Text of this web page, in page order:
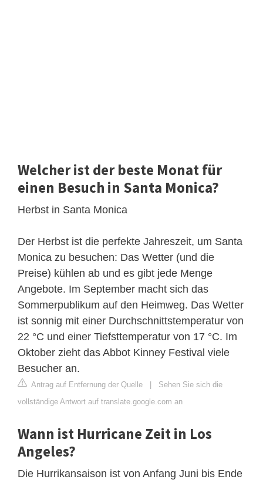
Welcher ist der beste Monat für
einen Besuch in Santa Monica?
Herbst in Santa Monica
Der Herbst ist die perfekte Jahreszeit, um Santa
Monica zu besuchen: Das Wetter (und die
Preise) kühlen ab und es gibt jede Menge
Angebote. Im September macht sich das
Sommerpublikum auf den Heimweg. Das Wetter
ist sonnig mit einer Durchschnittstemperatur von
22 °C und einer Tiefsttemperatur von 17 °C. Im
Oktober zieht das Abbot Kinney Festival viele
Besucher an.
Antrag auf Entfernung der Quelle
Sehen Sie sich die
vollständige Antwort auf translate.google.com an
Wann ist Hurricane Zeit in Los
Angeles?
Die Hurrikansaison ist von Anfang Juni bis Ende